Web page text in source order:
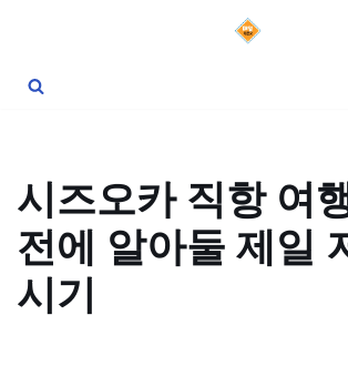
텐
건
너
뛰
기
시즈오카 직항 여
전에 알아둘 제일
시기